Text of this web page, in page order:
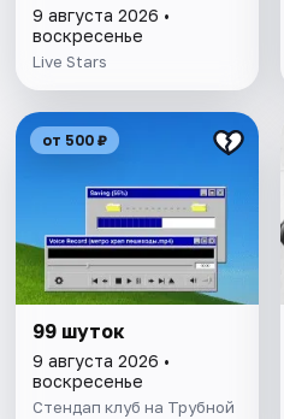
9 августа 2026 •
воскресенье
Live Stars
от 500 ₽
99 шуток
9 августа 2026 •
воскресенье
Стендап клуб на Трубной